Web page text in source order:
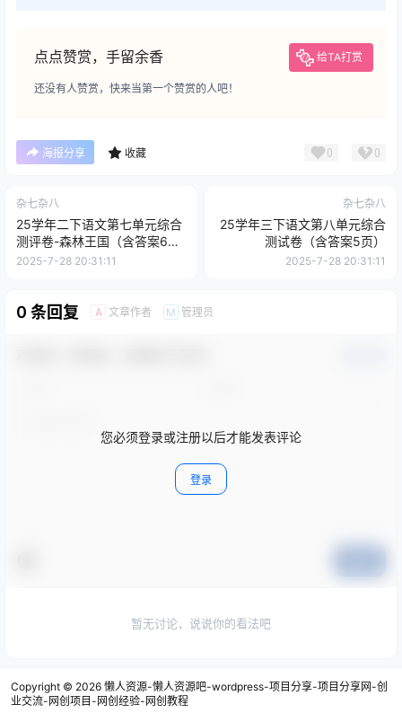
点点赞赏，手留余香 给TA打赏
还没有人赞赏，快来当第一个赞赏的人吧！
海报分享 收藏 0 0
杂七杂八
25学年二下语文第七单元综合
测评卷-森林王国（含答案6
页）
2025-7-28 20:31:11
杂七杂八
25学年三下语文第八单元综合
测试卷（含答案5页）
2025-7-28 20:31:11
0 条回复 A 文章作者 M 管理员
您必须登录或注册以后才能发表评论
登录
暂无讨论，说说你的看法吧
Copyright © 2026 懒人资源-懒人资源吧-wordpress-项目分享-项目分享网-创
业交流-网创项目-网创经验-网创教程